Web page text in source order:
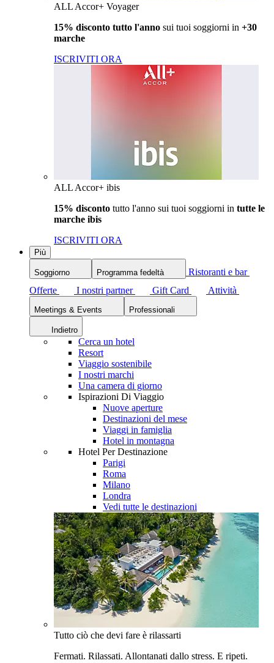
ALL Accor+ Voyager
15% disconto tutto l'anno sui tuoi soggiorni in +30
marche
ISCRIVITI ORA
ALL Accor+ ibis
15% disconto tutto l'anno sui tuoi soggiorni in tutte le
marche ibis
ISCRIVITI ORA
Più
Soggiorno Programma fedeltà
Ristoranti e bar
Offerte
I nostri partner Gift Card Attività
Meetings & Events Professionali
Indietro
Cerca un hotel
Resort
Viaggio sostenibile
I nostri marchi
Una camera di giorno
Ispirazioni Di Viaggio
Nuove aperture
Destinazioni del mese
Viaggi in famiglia
Hotel in montagna
Hotel Per Destinazione
Parigi
Roma
Milano
Londra
Vedi tutte le destinazioni
Tutto ciò che devi fare è rilassarti
Fermati. Rilassati. Allontanati dallo stress. E ripeti.